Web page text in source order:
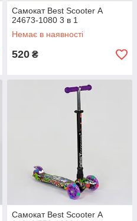
Самокат Best Scooter A
24673-1080 3 в 1
Немає в наявності
520 ₴
Самокат Best Scooter А